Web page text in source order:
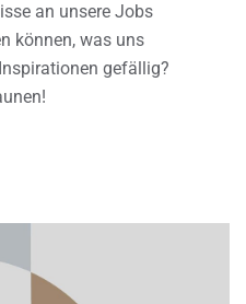
an unsere Jobs
können, was uns
gefällig?